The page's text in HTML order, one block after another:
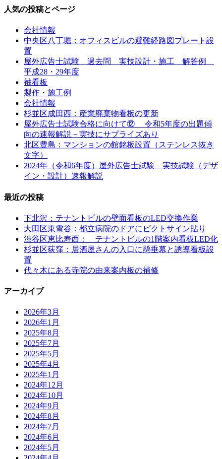
人気の投稿とページ
会社情報
中央区八丁堀：オフィスビルの避難経路図プレート設
置
屋外広告士試験 過去問 実技設計・施工 解答例
平成28・29年度
袖看板
製作・施工例
会社情報
杉並区成田西：産業廃棄物看板の更新
屋外広告士試験合格に向けて⑫ 令和5年度の出題傾
向の速報解説－実技にサプライズあり
北区豊島：マンションの館銘板設置（ステンレス抜き
文字）
2024年（令和6年度）屋外広告士試験 実技試験（デザ
イン・設計）速報解説
最近の投稿
下北沢：テナントビルの壁面看板のLED交換作業
大田区東雪谷：都立病院のドアにピクトサイン貼り
渋谷区恵比寿西： テナントビルの1階案内看板LED化
杉並区荻窪：居酒屋さんの入口に懸垂幕と誘導看板設
置
代々木にある寺院の由来案内板の補修
アーカイブ
2026年3月
2026年1月
2025年8月
2025年7月
2025年5月
2025年4月
2025年1月
2024年12月
2024年10月
2024年9月
2024年8月
2024年7月
2024年6月
2024年5月